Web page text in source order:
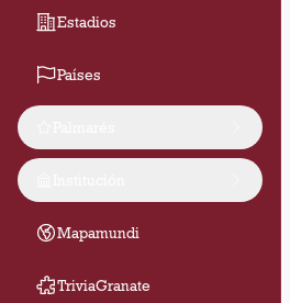
Estadios
Países
Mapamundi
TriviaGranate